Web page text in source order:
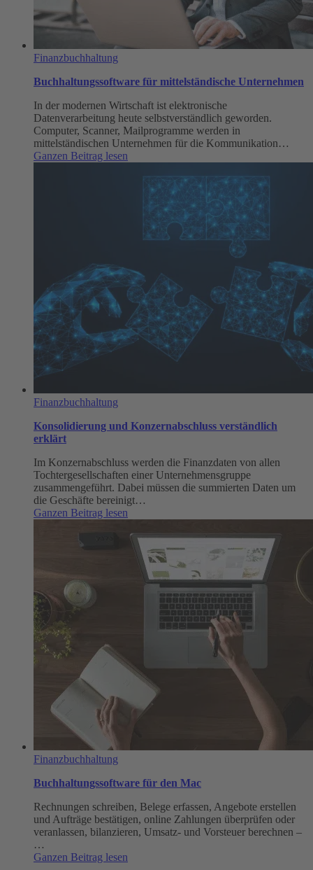
Finanzbuchhaltung
Buchhaltungssoftware für mittelständische Unternehmen
In der modernen Wirtschaft ist elektronische
Datenverarbeitung heute selbstverständlich geworden.
Computer, Scanner, Mailprogramme werden in
mittelständischen Unternehmen für die Kommunikation…
Ganzen Beitrag lesen
mittelständische
Unternehmen
Finanzbuchhaltung
Konsolidierung und Konzernabschluss verständlich
erklärt
Im Konzernabschluss werden die Finanzdaten von allen
Tochtergesellschaften einer Unternehmensgruppe
zusammengeführt. Dabei müssen die summierten Daten um
die Geschäfte bereinigt…
Ganzen Beitrag lesen
und
Konzernabschluss
verständlich
erklärt
Finanzbuchhaltung
Buchhaltungssoftware für den Mac
Rechnungen schreiben, Belege erfassen, Angebote erstellen
und Aufträge bestätigen, online Zahlungen überprüfen oder
veranlassen, bilanzieren, Umsatz- und Vorsteuer berechnen –
…
Ganzen Beitrag lesen